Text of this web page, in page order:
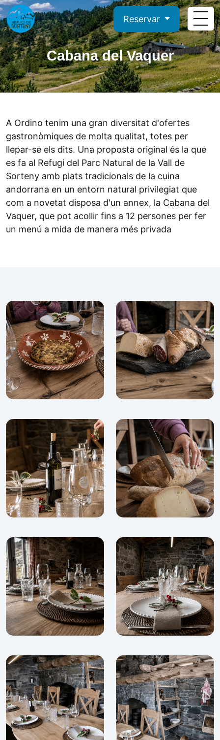
Reservar
Cabana del Vaquer
A Ordino tenim una gran diversitat d'ofertes
gastronòmiques de molta qualitat, totes per
llepar-se els dits. Una proposta original és la que
es fa al Refugi del Parc Natural de la Vall de
Sorteny amb plats tradicionals de la cuina
andorrana en un entorn natural privilegiat que
com a novetat disposa d'un annex, la Cabana del
Vaquer, que pot acollir fins a 12 persones per fer
un menú a mida de manera més privada